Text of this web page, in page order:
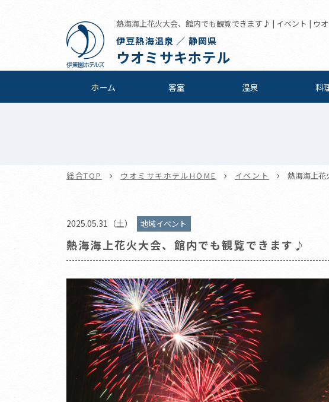
熱海海上花火大会、館内でも観覧できます♪ | イベント | ウ
伊豆熱海温泉 ／ 静岡県
ウオミサキホテル
ホーム 客室 温泉 料
総合TOP ウオミサキホテルHOME イベント 熱海海上
2025.05.31（土） 地域イベント
熱海海上花火大会、館内でも観覧できます♪